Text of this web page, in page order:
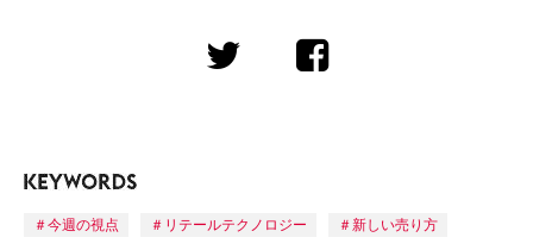
今週の視点 リテールテクノロジー 新しい売り方